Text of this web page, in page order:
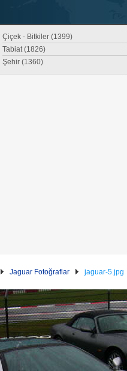
Çiçek - Bitkiler (1399)
Tabiat (1826)
Şehir (1360)
Jaguar Fotoğraflar jaguar-5.jpg